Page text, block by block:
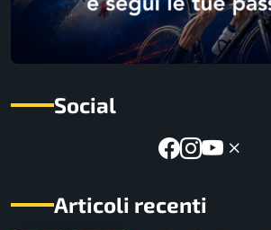
Social
Articoli recenti